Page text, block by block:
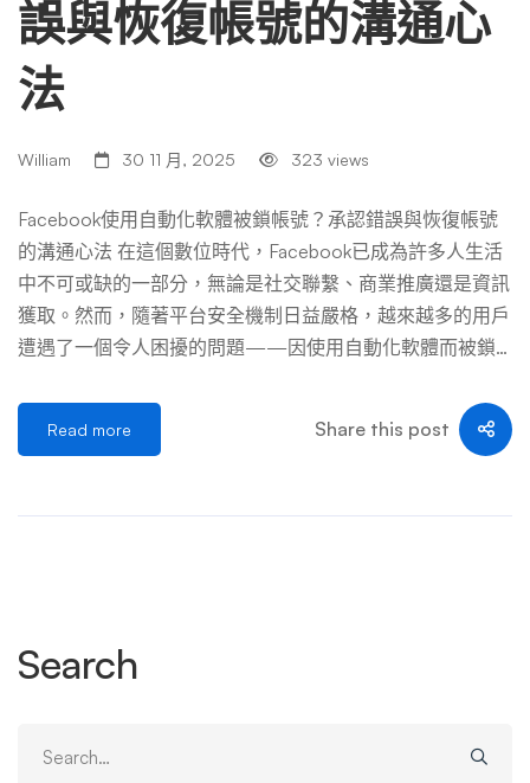
誤與恢復帳號的溝通心
法
William 30 11 月, 2025 323 views
Facebook使用自動化軟體被鎖帳號？承認錯誤與恢復帳號
的溝通心法 在這個數位時代，Facebook已成為許多人生活
中不可或缺的一部分，無論是社交聯繫、商業推廣還是資訊
獲取。然而，隨著平台安全機制日益嚴格，越來越多的用戶
遭遇了一個令人困擾的問題——因使用自動化軟體而被鎖
那種焦慮與無助感足以讓任何人感到恐慌。本文將深入探討
這一問題的成因、解決方案，以及恢復過程中的溝通心法，
虛假帳號操作。這些自動化活動威脅用戶隱私、散佈虛假信
動。 自動化軟體通常會在以下方面觸發Facebook的安全機
Read more Share this post
Search
for: